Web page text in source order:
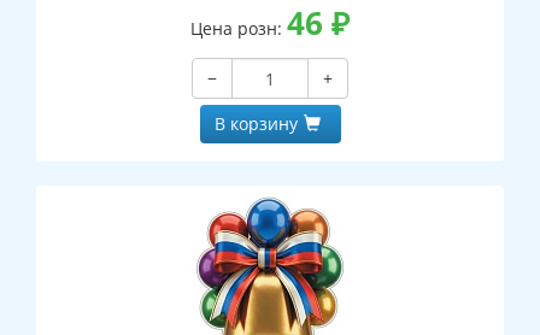
Цена розн: 46 ₽
−
+
В корзину